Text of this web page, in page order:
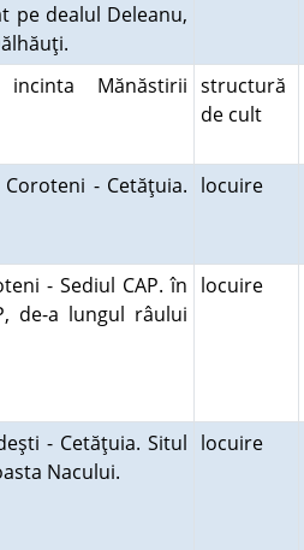
pe dealul Deleanu,
Mănăstirii structură
de cult
- Cetăţuia. locuire
- Sediul CAP. în
de-a lungul râului
locuire
- Cetăţuia. Situl
Nacului.
locuire